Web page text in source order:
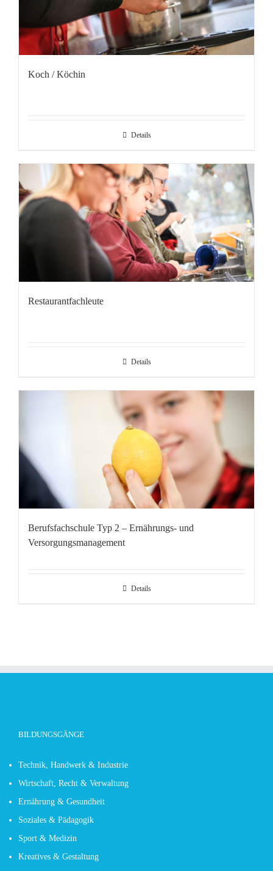
Koch / Köchin
Details
Restaurantfachleute
Details
Berufsfachschule Typ 2 – Ernährungs- und
Versorgungsmanagement
Details
BILDUNGSGÄNGE
Technik, Handwerk & Industrie
Wirtschaft, Recht & Verwaltung
Ernährung & Gesundheit
Soziales & Pädagogik
Sport & Medizin
Kreatives & Gestaltung